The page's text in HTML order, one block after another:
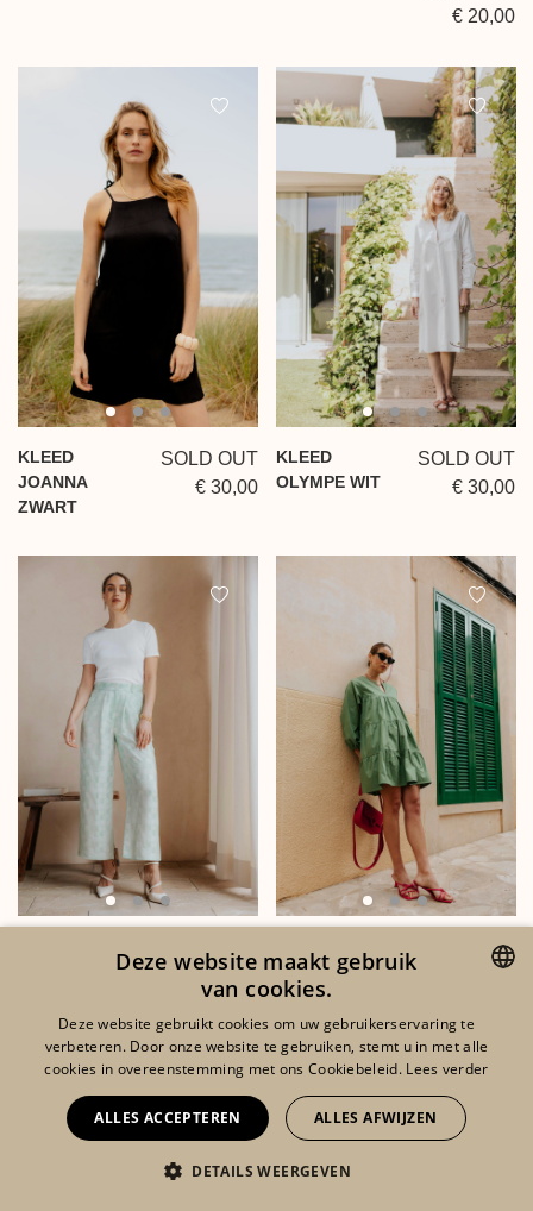
€ 20,00
KLEED
JOANNA
ZWART
SOLD OUT
€ 30,00
KLEED
OLYMPE WIT
SOLD OUT
€ 30,00
€ 60,00
JURK
SOLD OUT
ENGLISH
DUTCH
Deze website maakt gebruik
van cookies.
Deze website gebruikt cookies om uw gebruikerservaring te
verbeteren. Door onze website te gebruiken, stemt u in met alle
cookies in overeenstemming met ons Cookiebeleid. Lees verder
ALLES ACCEPTEREN ALLES AFWIJZEN
DETAILS WEERGEVEN